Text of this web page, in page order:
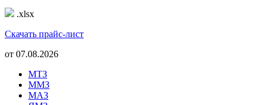
.xlsx
Скачать прайс-лист
от 07.08.2026
МТЗ
ММЗ
МАЗ